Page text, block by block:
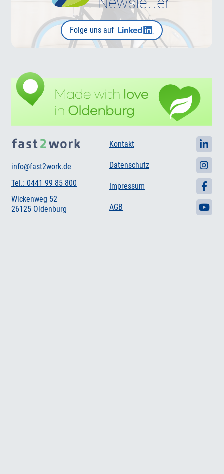
Folge uns auf
info@fast2work.de
Tel.: 0441 99 85 800
Wickenweg 52
26125 Oldenburg
Kontakt
Datenschutz
Impressum
AGB